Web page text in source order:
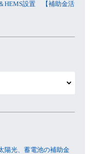
HEMS設置 【補助金活
陽光、蓄電池の補助金